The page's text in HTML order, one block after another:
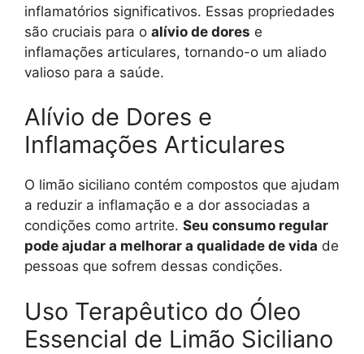
inflamatórios significativos. Essas propriedades
são cruciais para o alívio de dores e
inflamações articulares, tornando-o um aliado
valioso para a saúde.
Alívio de Dores e
Inflamações Articulares
O limão siciliano contém compostos que ajudam
a reduzir a inflamação e a dor associadas a
condições como artrite. Seu consumo regular
pode ajudar a melhorar a qualidade de vida de
pessoas que sofrem dessas condições.
Uso Terapêutico do Óleo
Essencial de Limão Siciliano